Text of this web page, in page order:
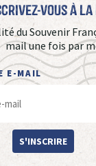
vous à
du Souvenir
mail une fois par
E-MAIL
S'INSCRIRE